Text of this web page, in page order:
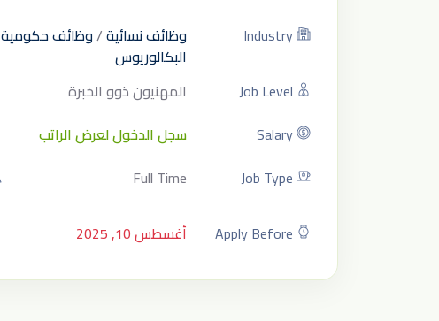
Industry وظائف نسائية/وظائف حكومية
البكالوريوس
Job Level
المهنيون ذوو الخبرة
Salary
سجل الدخول لعرض الراتب
Job Type
Full Time
Apply Before
أغسطس 10, 2025